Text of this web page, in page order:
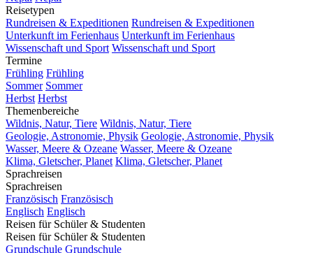
Reisetypen
Rundreisen & Expeditionen Rundreisen & Expeditionen
Unterkunft im Ferienhaus Unterkunft im Ferienhaus
Wissenschaft und Sport Wissenschaft und Sport
Termine
Frühling Frühling
Sommer Sommer
Herbst Herbst
Themenbereiche
Wildnis, Natur, Tiere Wildnis, Natur, Tiere
Geologie, Astronomie, Physik Geologie, Astronomie, Physik
Wasser, Meere & Ozeane Wasser, Meere & Ozeane
Klima, Gletscher, Planet Klima, Gletscher, Planet
Sprachreisen
Sprachreisen
Französisch Französisch
Englisch Englisch
Reisen für Schüler & Studenten
Reisen für Schüler & Studenten
Grundschule Grundschule